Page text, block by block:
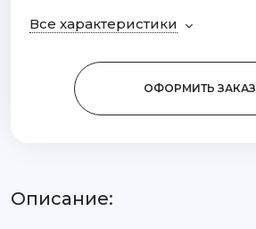
Все характеристики
ОФОРМИТЬ ЗАКАЗ
Описание: